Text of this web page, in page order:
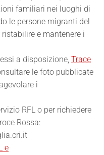
familiari nei luoghi di
le persone migranti del
e mantenere i
a disposizione, Trace
le foto pubblicate
i
RFL o per richiedere
Rossa:
e